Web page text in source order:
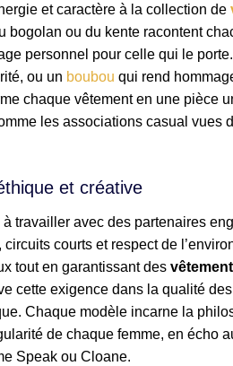
et caractère à la collection de
bogolan ou du kente racontent
personnel pour celle qui le
ou un boubou qui rend
chaque vêtement en une pièce
les associations casual
et créative
à travailler avec des partenaires
courts et respect de
tout en garantissant des
cette exigence dans la qualité
Chaque modèle incarne la
de chaque femme, en
Speak ou Cloane.